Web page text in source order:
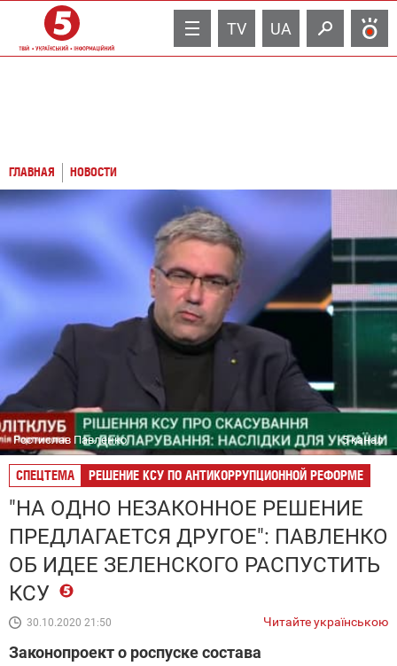
TV UA
ГЛАВНАЯ НОВОСТИ
Ростислав Павленко 5 канал
СПЕЦТЕМА РЕШЕНИЕ КСУ ПО АНТИКОРРУПЦИОННОЙ РЕФОРМЕ
"НА ОДНО НЕЗАКОННОЕ РЕШЕНИЕ
ПРЕДЛАГАЕТСЯ ДРУГОЕ": ПАВЛЕНКО
ОБ ИДЕЕ ЗЕЛЕНСКОГО РАСПУСТИТЬ
КСУ
30.10.2020 21:50 Читайте українською
Законопроект о роспуске состава